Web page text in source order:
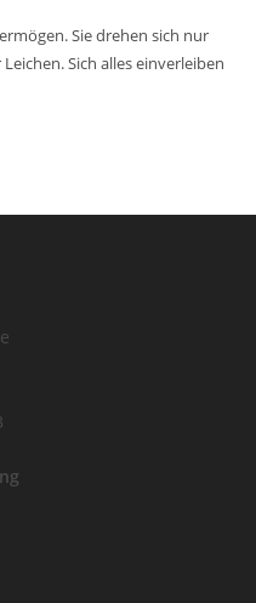
Sie drehen sich nur
Sich alles einverleiben